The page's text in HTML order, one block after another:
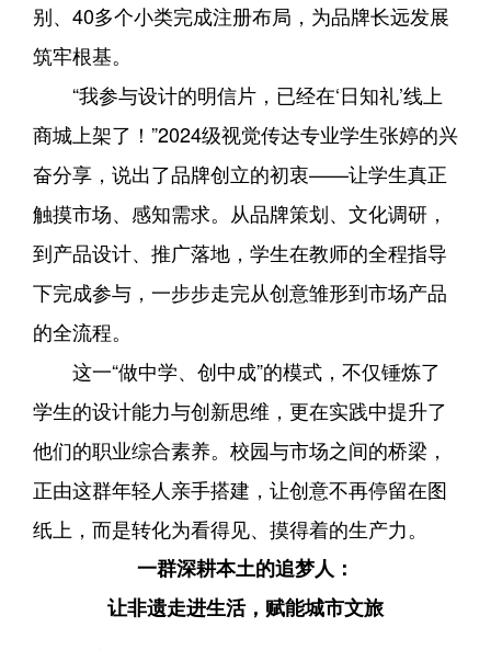
别、40多个小类完成注册布局，为品牌长远发展
筑牢根基。
“我参与设计的明信片，已经在‘日知礼’线上
商城上架了！”2024级视觉传达专业学生张婷的兴
奋分享，说出了品牌创立的初衷——让学生真正
触摸市场、感知需求。从品牌策划、文化调研，
到产品设计、推广落地，学生在教师的全程指导
下完成参与，一步步走完从创意雏形到市场产品
的全流程。
这一“做中学、创中成”的模式，不仅锤炼了
学生的设计能力与创新思维，更在实践中提升了
他们的职业综合素养。校园与市场之间的桥梁，
正由这群年轻人亲手搭建，让创意不再停留在图
纸上，而是转化为看得见、摸得着的生产力。
一群深耕本土的追梦人：
让非遗走进生活，赋能城市文旅